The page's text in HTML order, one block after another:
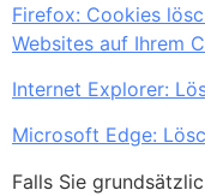
Firefox: Cookies
Websites auf Ihrem
Internet Explorer:
Microsoft Edge:
Falls Sie